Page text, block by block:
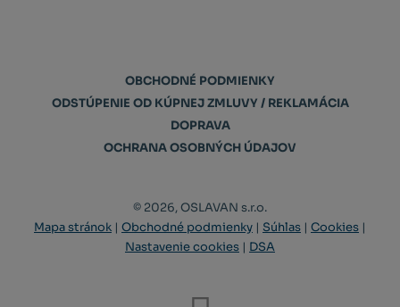
OBCHODNÉ PODMIENKY
ODSTÚPENIE OD KÚPNEJ ZMLUVY / REKLAMÁCIA
DOPRAVA
OCHRANA OSOBNÝCH ÚDAJOV
© 2026, OSLAVAN s.r.o.
Mapa stránok | Obchodné podmienky | Súhlas | Cookies |
Nastavenie cookies | DSA